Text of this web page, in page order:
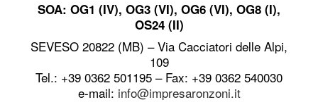
SOA: OG1 (IV), OG3 (VI), OG6 (VI), OG8 (I),
OS24 (II)
SEVESO 20822 (MB) – Via Cacciatori delle Alpi,
109
Tel.: +39 0362 501195 – Fax: +39 0362 540030
e-mail: info@impresaronzoni.it